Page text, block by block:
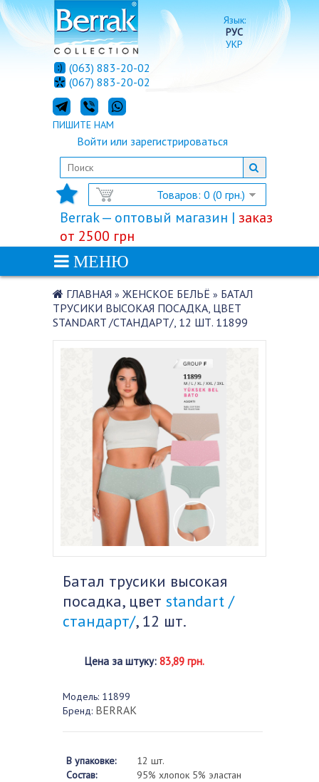
Язык:
РУС
УКР
Товаров: 0 (0 грн.)
Войти или зарегистрироваться
(063) 883-20-02
(067) 883-20-02
ПИШИТЕ НАМ
Berrak — оптовый магазин | заказ
от 2500 грн
МЕНЮ
ГЛАВНАЯ » ЖЕНСКОЕ БЕЛЬЁ » БАТАЛ
ТРУСИКИ ВЫСОКАЯ ПОСАДКА, ЦВЕТ
STANDART /СТАНДАРТ/, 12 ШТ. 11899
Батал трусики высокая
посадка, цвет standart /
стандарт/, 12 шт.
Цена за штуку: 83,89 грн.
Модель: 11899
Бренд: BERRAK
В упаковке:
12 шт.
Состав:
95% хлопок 5% эластан